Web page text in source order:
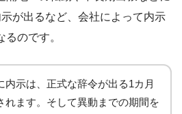
が出るなど、会社によって内示
のです。
内示は、正式な辞令が出る1カ月
れます。そして異動までの期間を